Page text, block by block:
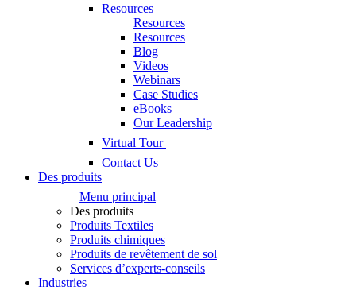
Resources
Resources
Resources
Blog
Videos
Webinars
Case Studies
eBooks
Our Leadership
Virtual Tour
Contact Us
Des produits
Menu principal
Des produits
Produits Textiles
Produits chimiques
Produits de revêtement de sol
Services d’experts-conseils
Industries